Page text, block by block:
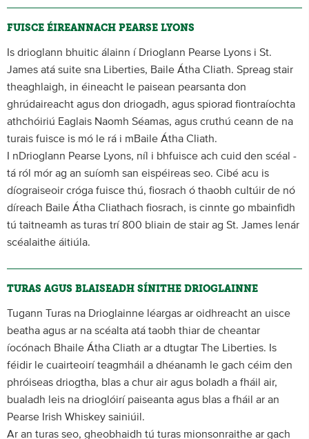
FUISCE ÉIREANNACH PEARSE LYONS
Is drioglann bhuitic álainn í Drioglann Pearse Lyons i St.
James atá suite sna Liberties, Baile Átha Cliath. Spreag stair
theaghlaigh, in éineacht le paisean pearsanta don
ghrúdaireacht agus don driogadh, agus spiorad fiontraíochta
athchóiriú Eaglais Naomh Séamas, agus cruthú ceann de na
turais fuisce is mó le rá i mBaile Átha Cliath.
I nDrioglann Pearse Lyons, níl i bhfuisce ach cuid den scéal -
tá ról mór ag an suíomh san eispéireas seo. Cibé acu is
díograiseoir cróga fuisce thú, fiosrach ó thaobh cultúir de nó
díreach Baile Átha Cliathach fiosrach, is cinnte go mbainfidh
tú taitneamh as turas trí 800 bliain de stair ag St. James lenár
scéalaithe áitiúla.
TURAS AGUS BLAISEADH SÍNITHE DRIOGLAINNE
Tugann Turas na Drioglainne léargas ar oidhreacht an uisce
beatha agus ar na scéalta atá taobh thiar de cheantar
íocónach Bhaile Átha Cliath ar a dtugtar The Liberties. Is
féidir le cuairteoirí teagmháil a dhéanamh le gach céim den
phróiseas driogtha, blas a chur air agus boladh a fháil air,
bualadh leis na drioglóirí paiseanta agus blas a fháil ar an
Pearse Irish Whiskey sainiúil.
Ar an turas seo, gheobhaidh tú turas mionsonraithe ar gach